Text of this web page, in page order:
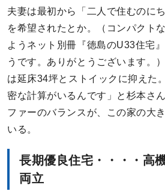
夫妻は最初から「二人で住むのに
を希望されたとか。（コンパクト
ようネット別冊『徳島のU33住宅
うです。ありがとうございます。
は延床34坪とストイックに抑えた
密な計算がいるんです」と杉本さ
ファーのバランスが、この家の大
いる。
長期優良住宅・・・・高
両立